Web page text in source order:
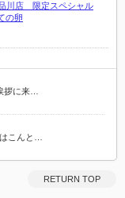
川店 限定スペシャル
の卵
拶に来…
こんと…
RETURN TOP